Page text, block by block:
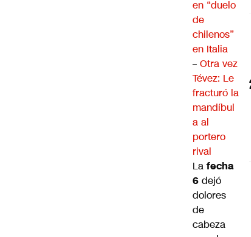
en “duelo
de
chilenos”
en Italia
– Otra vez
Tévez: Le
fracturó la
mandíbul
a al
portero
rival
La fecha
6 dejó
dolores
de
cabeza